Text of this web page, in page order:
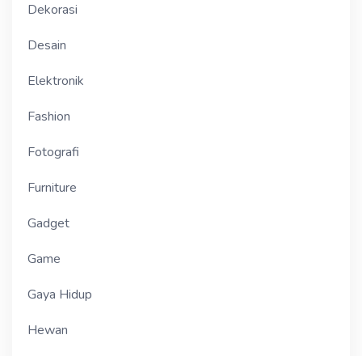
Dekorasi
Desain
Elektronik
Fashion
Fotografi
Furniture
Gadget
Game
Gaya Hidup
Hewan